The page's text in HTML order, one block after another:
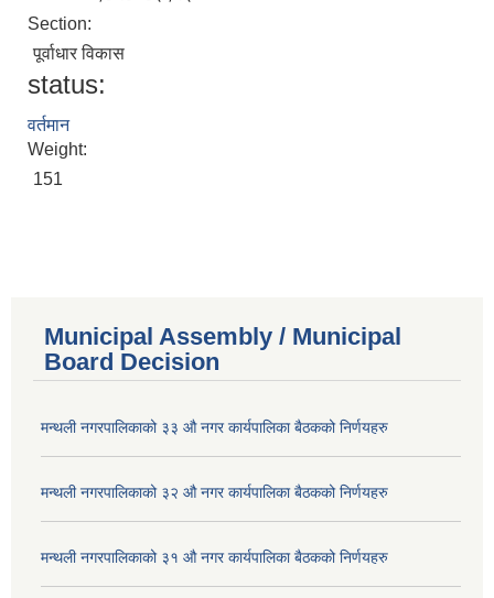
Section:
पूर्वाधार विकास
status:
वर्तमान
Weight:
151
Municipal Assembly / Municipal
Board Decision
मन्थली नगरपालिकाको ३३ औ नगर कार्यपालिका बैठकको निर्णयहरु
मन्थली नगरपालिकाको ३२ औ नगर कार्यपालिका बैठकको निर्णयहरु
मन्थली नगरपालिकाको ३१ औ नगर कार्यपालिका बैठकको निर्णयहरु